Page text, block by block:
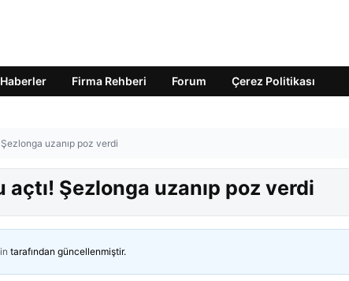
Firma Rehberi Forum Çerez Politikası
uzanıp poz verdi
Şezlonga uzanıp poz verdi
tarafından güncellenmiştir.